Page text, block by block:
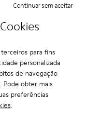
para fins
personalizada
de navegação
Pode obter mais
preferências
.
Continuar sem aceitar
K300192-012 -
Peu - K300192-001